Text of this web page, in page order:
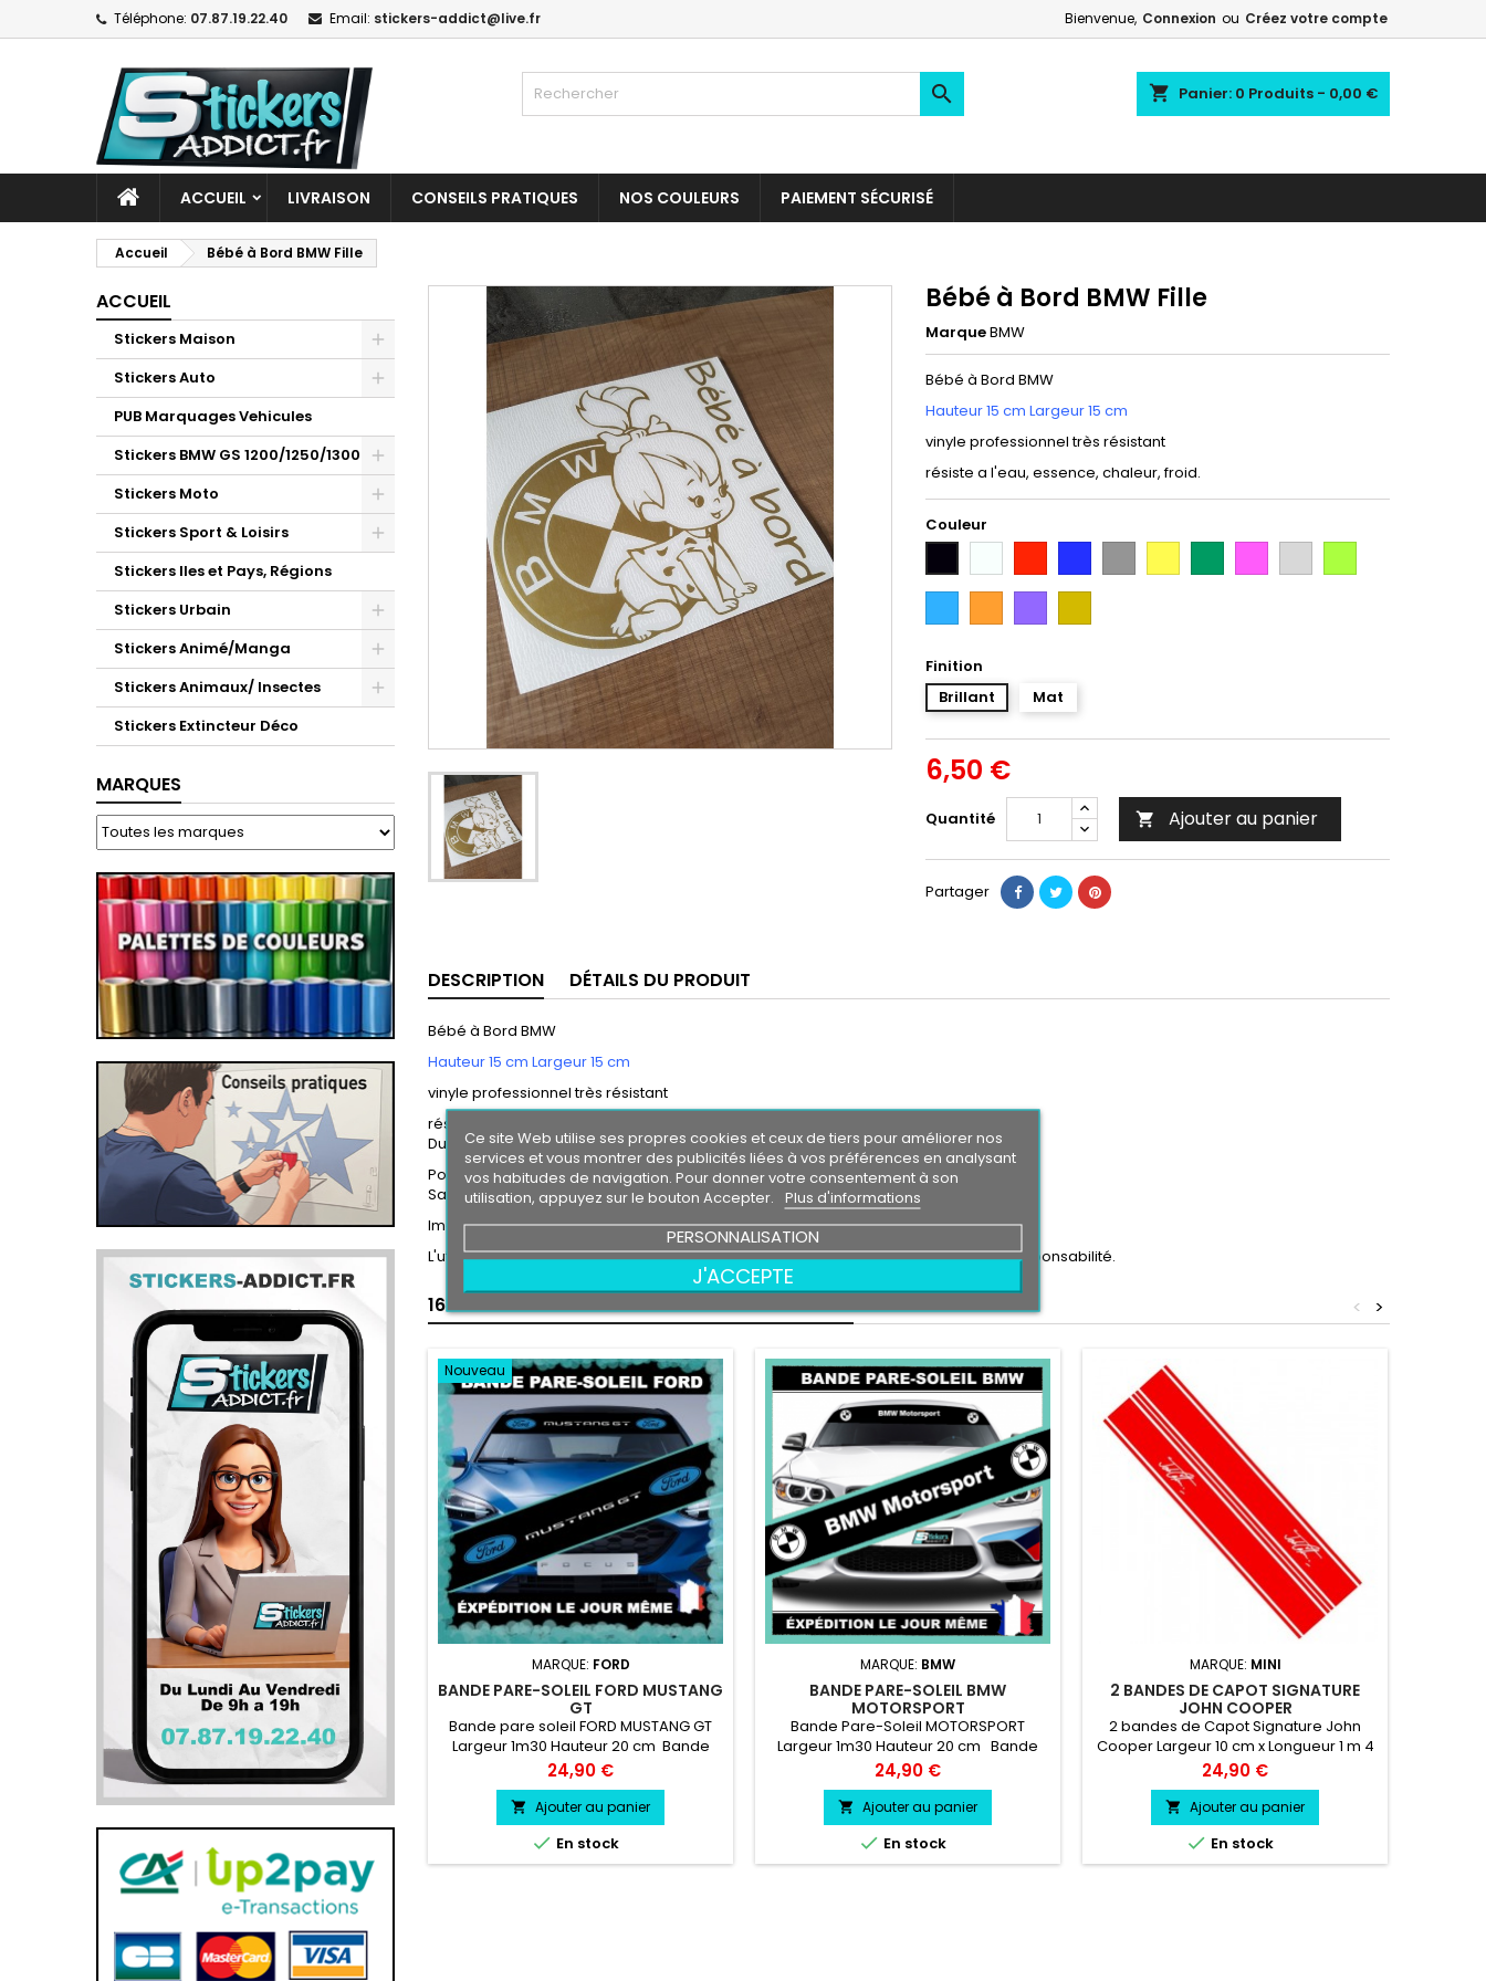
Téléphone: 07.87.19.22.40 Email: stickers-addict@live.fr Bienvenue, Connexion ou Créez votre compte
shopping_cart Panier: 0 Produits - 0,00 €

ACCUEIL LIVRAISON CONSEILS PRATIQUES NOS COULEURS PAIEMENT SÉCURISÉ
Accueil Bébé à Bord BMW Fille
ACCUEIL
Stickers Maison
Stickers Auto
PUB Marquages Vehicules
Stickers BMW GS 1200/1250/1300
Stickers Moto
Stickers Sport & Loisirs
Stickers Iles et Pays, Régions
Stickers Urbain
Stickers Animé/Manga
Stickers Animaux/ Insectes
Stickers Extincteur Déco
MARQUES
Bébé à Bord BMW Fille
MarqueBMW
Bébé à Bord BMW
Hauteur 15 cm Largeur 15 cm
vinyle professionnel très résistant
résiste a l'eau, essence, chaleur, froid.
Couleur
ArgentCitron
Intense
Finition
Brillant
Mat
6,50 €
Quantité  Ajouter au panier
Partager
DESCRIPTION DÉTAILS DU PRODUIT
Bébé à Bord BMW
Hauteur 15 cm Largeur 15 cm
vinyle professionnel très résistant
résiste a l'eau, essence, chaleur, froid.
Durée de vie entre 3 et 5 ans environ.
Pose facile livré directement sur papier transfert.
Sans couleur de fond , la couleur de fond représente votre support de pose.
Images non contractuelles
L'utilisation d'un logo sans autorisation de son propriétaire est sous votre entière responsabilité.
16 AUTRES PRODUITS DANS LA MÊME CATÉGORIE : >
<
Nouveau
MARQUE: FORD
BANDE PARE-SOLEIL FORD MUSTANG
GT
Bande pare soleil FORD MUSTANG GT
Largeur 1m30 Hauteur 20 cm Bande
Pare soleil couleur au choix Logo FORD
MUSTANG GT couleur au choix
Prix
24,90 €
 Ajouter au panier
 En stock
MARQUE: BMW
BANDE PARE-SOLEIL BMW
MOTORSPORT
Bande Pare-Soleil MOTORSPORT
Largeur 1m30 Hauteur 20 cm Bande
Pare soleil couleur au choix
Logo MOTORSPORT couleur au choix
Prix
24,90 €
 Ajouter au panier
 En stock
MARQUE: MINI
2 BANDES DE CAPOT SIGNATURE
JOHN COOPER
2 bandes de Capot Signature John
Cooper Largeur 10 cm x Longueur 1 m 4
Liserets Largeur 1 cm/ Longueur 1 m2
logos Signature John Cooper Hauteur 7
cm/ Largeur 13.9 cm vinyle
professionnel très résistant résiste a
l'eau, essence, chaleur, froid.
Prix
24,90 €
 Ajouter au panier
 En stock
Ce site Web utilise ses propres cookies et ceux de tiers pour améliorer nos
services et vous montrer des publicités liées à vos préférences en analysant
vos habitudes de navigation. Pour donner votre consentement à son
utilisation, appuyez sur le bouton Accepter. Plus d'informations
PERSONNALISATION
J'ACCEPTE